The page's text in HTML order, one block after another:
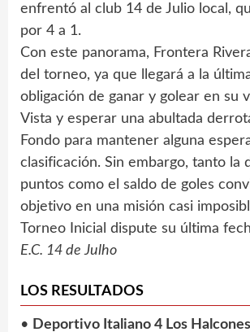
enfrentó al club 14 de Julio local,
por 4 a 1.
Con este panorama, Frontera
del torneo, ya que llegará a la
obligación de ganar y golear en su
Vista y esperar una abultada
Fondo para mantener alguna
clasificación. Sin embargo, tanto la
puntos como el saldo de goles
objetivo en una misión casi
Torneo Inicial dispute su última
E.C. 14 de Julho
LOS RESULTADOS
• Deportivo Italiano 4 Los